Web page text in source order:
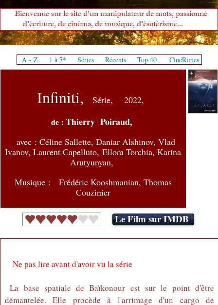
Bienvenue sur le site d'un manipulateur de mots, passionné
d'écriture, de cinéma, de musique, d'ésotérisme...
A - Z 1 à 7* Séries Récents Top 40 CinéRimes
Infiniti, Série, 2022,
de :Thierry Poiraud,
avec : Céline Sallette, Daniar Alshinov, Vlad
Ivanov, Laurent Capelluto, Ellora Torchia, Karina
Arutyunyan,
Musique : Frédéric Kooshmanian, Thomas
Couzinier
Le Film sur IMDB
Ne pas lire avant d'avoir vu la série
La base spatiale de Baïkonour est sur le point d'être
démantelée. Elle procède à l'arrimage d'un cargo de